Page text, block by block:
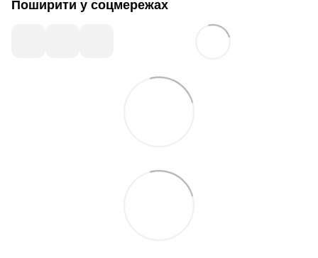
Поширити у соцмережах